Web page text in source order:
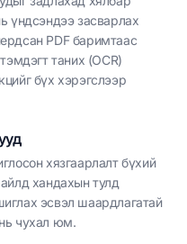
үндсэндээ засварлах
PDF баримтаас
таних (OCR)
бүх хэрэгслээр
хязгаарлалт бүхий
хандахын тулд
эсвэл шаардлагатай
чухал юм.